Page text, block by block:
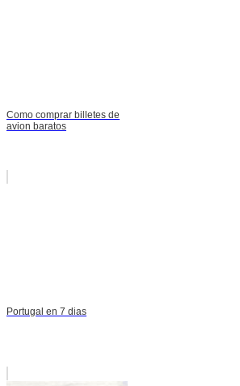
Como comprar billetes de
avion baratos
Portugal en 7 dias